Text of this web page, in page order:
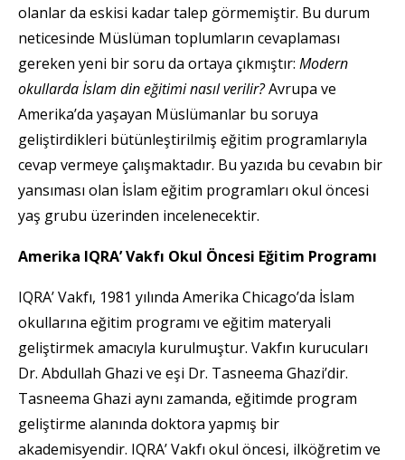
olanlar da eskisi kadar talep görmemiştir. Bu durum
neticesinde Müslüman toplumların cevaplaması
gereken yeni bir soru da ortaya çıkmıştır: Modern
okullarda İslam din eğitimi nasıl verilir?Avrupa ve
Amerika’da yaşayan Müslümanlar bu soruya
geliştirdikleri bütünleştirilmiş eğitim programlarıyla
cevap vermeye çalışmaktadır. Bu yazıda bu cevabın bir
yansıması olan İslam eğitim programları okul öncesi
yaş grubu üzerinden incelenecektir.
Amerika IQRA’ Vakfı Okul Öncesi Eğitim Programı
IQRA’ Vakfı, 1981 yılında Amerika Chicago’da İslam
okullarına eğitim programı ve eğitim materyali
geliştirmek amacıyla kurulmuştur. Vakfın kurucuları
Dr. Abdullah Ghazi ve eşi Dr. Tasneema Ghazi’dir.
Tasneema Ghazi aynı zamanda, eğitimde program
geliştirme alanında doktora yapmış bir
akademisyendir. IQRA’ Vakfı okul öncesi, ilköğretim ve